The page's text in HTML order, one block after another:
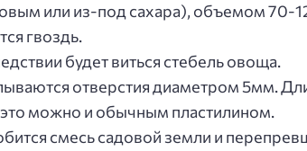
или из-под сахара), объемом 70-
гвоздь.
будет виться стебель овоща.
отверстия диаметром 5мм.
это можно и обычным пластилином.
смесь садовой земли и